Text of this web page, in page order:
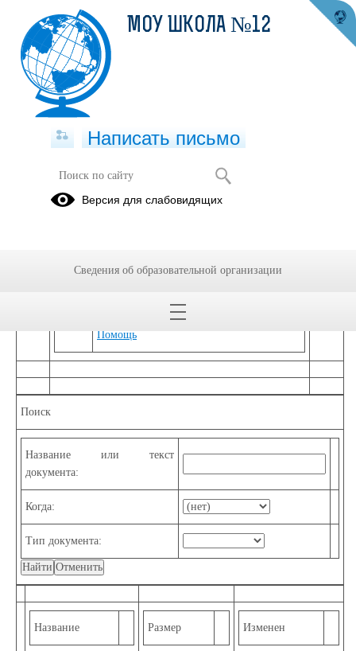
Учебные материалы
Помощь
Поиск
Название или текст
документа:
Когда:
Тип документа:
Название Размер Изменен
МОУ ШКОЛА №12
Написать письмо
Версия для слабовидящих
Сведения об образовательной организации